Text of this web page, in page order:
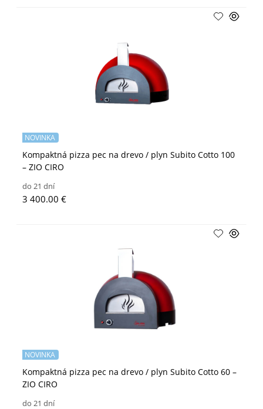
Kompaktná pizza pec na drevo / plyn Subito Cotto 100
– ZIO CIRO
NOVINKA
do 21 dní
3 400.00 €
Kompaktná pizza pec na drevo / plyn Subito Cotto 60 –
ZIO CIRO
NOVINKA
do 21 dní